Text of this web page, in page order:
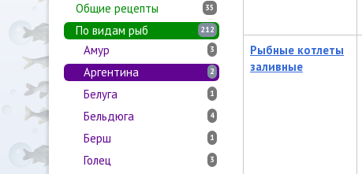
Общие рецепты 35
По видам рыб 212
Амур 3
Аргентина 2
Белуга 1
Бельдюга 4
Берш 1
Голец 3
Рыбные котлеты
заливные